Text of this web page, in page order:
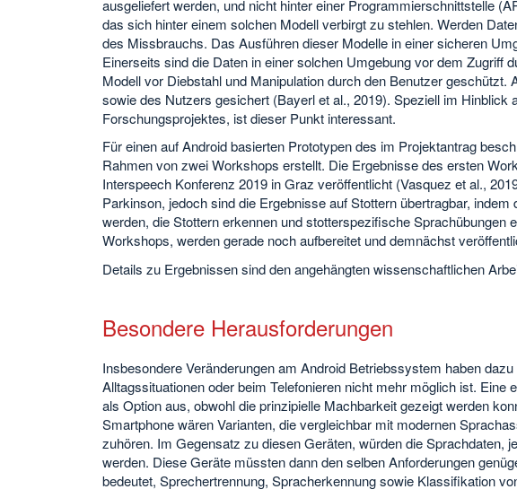
ausgeliefert werden, und nicht hinter einer Programmierschnittstelle
das sich hinter einem solchen Modell verbirgt zu stehlen. Werden
des Missbrauchs. Das Ausführen dieser Modelle in einer sicheren
Einerseits sind die Daten in einer solchen Umgebung vor dem Zugriff
Modell vor Diebstahl und Manipulation durch den Benutzer
sowie des Nutzers gesichert (Bayerl et al., 2019). Speziell im
Forschungsprojektes, ist dieser Punkt interessant.
Für einen auf Android basierten Prototypen des im Projektantrag
Rahmen von zwei Workshops erstellt. Die Ergebnisse des ersten
Interspeech Konferenz 2019 in Graz veröffentlicht (Vasquez et al.,
Parkinson, jedoch sind die Ergebnisse auf Stottern übertragbar,
werden, die Stottern erkennen und stotterspezifische Sprachübungen
Workshops, werden gerade noch aufbereitet und demnächst
Details zu Ergebnissen sind den angehängten wissenschaftlichen
Besondere Herausforderungen
Insbesondere Veränderungen am Android Betriebssystem haben
Alltagssituationen oder beim Telefonieren nicht mehr möglich ist.
als Option aus, obwohl die prinzipielle Machbarkeit gezeigt werden
Smartphone wären Varianten, die vergleichbar mit modernen
zuhören. Im Gegensatz zu diesen Geräten, würden die Sprachdaten,
werden. Diese Geräte müssten dann den selben Anforderungen
bedeutet, Sprechertrennung, Spracherkennung sowie Klassifikation